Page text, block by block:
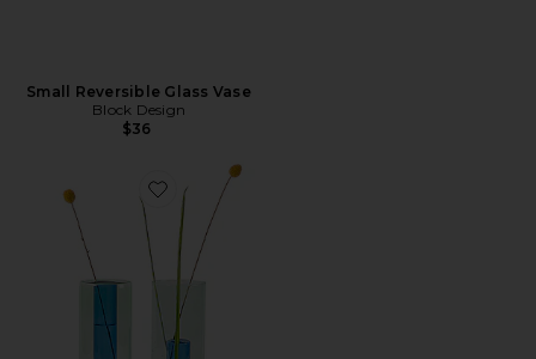
Small Reversible Glass Vase
Block Design
$36
Favorite Large Reversible Glass Vase